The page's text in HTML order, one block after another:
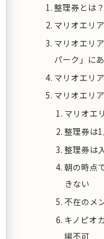
整理券とは？
マリオエリ
マリオエリ
パーク」に
マリオエリ
マリオエリ
マリオエ
整理券は
整理券は
朝の時点
きない
不在のメ
キノピオ
場不可